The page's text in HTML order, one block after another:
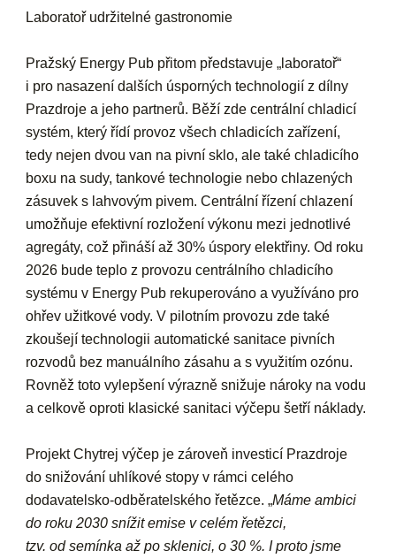
Laboratoř udržitelné gastronomie
Pražský Energy Pub přitom představuje „laboratoř“
i pro nasazení dalších úsporných technologií z dílny
Prazdroje a jeho partnerů. Běží zde centrální chladicí
systém, který řídí provoz všech chladicích zařízení,
tedy nejen dvou van na pivní sklo, ale také chladicího
boxu na sudy, tankové technologie nebo chlazených
zásuvek s lahvovým pivem. Centrální řízení chlazení
umožňuje efektivní rozložení výkonu mezi jednotlivé
agregáty, což přináší až 30% úspory elektřiny. Od roku
2026 bude teplo z provozu centrálního chladicího
systému v Energy Pub rekuperováno a využíváno pro
ohřev užitkové vody. V pilotním provozu zde také
zkoušejí technologii automatické sanitace pivních
rozvodů bez manuálního zásahu a s využitím ozónu.
Rovněž toto vylepšení výrazně snižuje nároky na vodu
a celkově oproti klasické sanitaci výčepu šetří náklady.
Projekt Chytrej výčep je zároveň investicí Prazdroje
do snižování uhlíkové stopy v rámci celého
dodavatelsko-odběratelského řetězce. „Máme ambici
do roku 2030 snížit emise v celém řetězci,
tzv. od semínka až po sklenici, o 30 %. I proto jsme